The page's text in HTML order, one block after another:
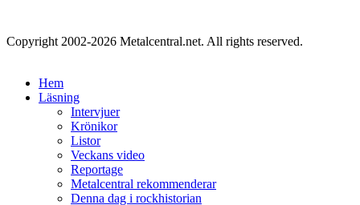
Copyright 2002-2026 Metalcentral.net. All rights reserved.
Hem
Läsning
Intervjuer
Krönikor
Listor
Veckans video
Reportage
Metalcentral rekommenderar
Denna dag i rockhistorian